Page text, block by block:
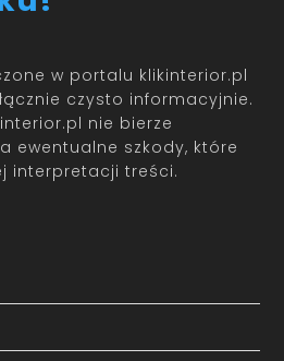
w portalu klikinterior.pl
czysto informacyjnie.
nie bierze
ewentualne szkody, które
interpretacji treści.